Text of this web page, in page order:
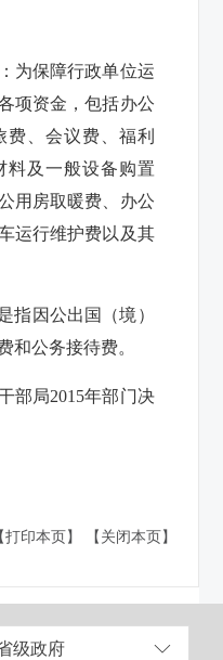
为保障行政单位运
项资金，包括办公
费、会议费、福利
料及一般设备购置
用房取暖费、办公
运行维护费以及其
指因公出国（境）
和公务接待费。
部局2015年部门决
打印本页】 【关闭本页】
级政府